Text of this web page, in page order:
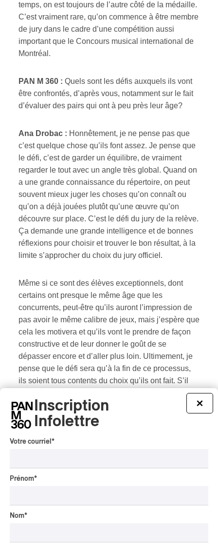
temps, on est toujours de l’autre côté de la médaille.
C’est vraiment rare, qu’on commence à être membre
de jury dans le cadre d’une compétition aussi
important que le Concours musical international de
Montréal.
PAN M 360 : Quels sont les défis auxquels ils vont
être confrontés, d’après vous, notamment sur le fait
d’évaluer des pairs qui ont à peu près leur âge?
Ana Drobac : Honnêtement, je ne pense pas que
c’est quelque chose qu’ils font assez. Je pense que
le défi, c’est de garder un équilibre, de vraiment
regarder le tout avec un angle très global. Quand on
a une grande connaissance du répertoire, on peut
souvent mieux juger les choses qu’on connaît ou
qu’on a déjà jouées plutôt qu’une œuvre qu’on
découvre sur place. C’est le défi du jury de la relève.
Ça demande une grande intelligence et de bonnes
réflexions pour choisir et trouver le bon résultat, à la
limite s’approcher du choix du jury officiel.
Même si ce sont des élèves exceptionnels, dont
certains ont presque le même âge que les
concurrents, peut-être qu’ils auront l’impression de
pas avoir le même calibre de jeux, mais j’espère que
cela les motivera et qu’ils vont le prendre de façon
constructive et de leur donner le goût de se
dépasser encore et d’aller plus loin. Ultimement, je
pense que le défi sera qu’à la fin de ce processus,
ils soient tous contents du choix qu’ils ont fait. S’il
s’entendre. Il ne faudrait donc pas avoir de
frustrations quand notre candidat n’est pas choisi.
C’est ça, aussi le défi. !
concurrents de la première épreuve par le jury de la
relève a permis de dégager une candidate du lot
respectivement de l’Université de Montréal, de
×
Inscription
Infolettre
Votre courriel *
Prénom*
Nom*